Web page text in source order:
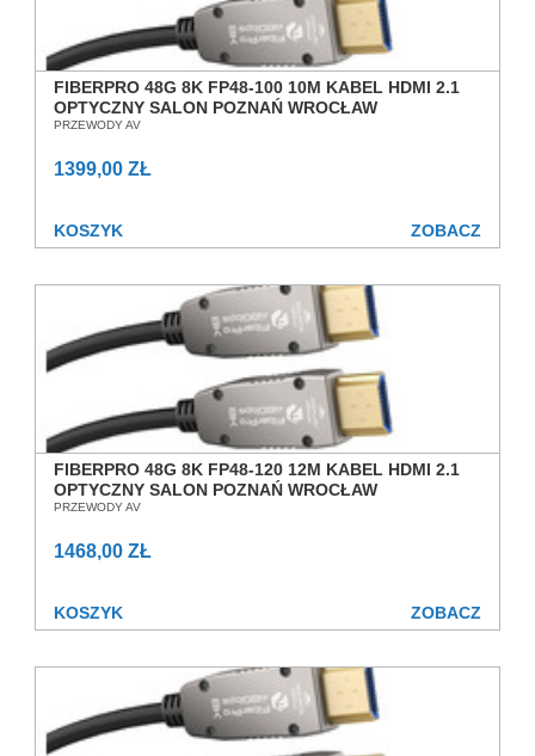
FIBERPRO 48G 8K FP48-100 10M KABEL HDMI 2.1
OPTYCZNY SALON POZNAŃ WROCŁAW
PRZEWODY AV
1399,00 ZŁ
KOSZYK ZOBACZ
FIBERPRO 48G 8K FP48-120 12M KABEL HDMI 2.1
OPTYCZNY SALON POZNAŃ WROCŁAW
PRZEWODY AV
1468,00 ZŁ
KOSZYK ZOBACZ